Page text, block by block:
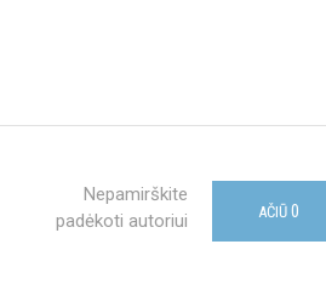
Nepamirškite
padėkoti autoriui
AČIŪ 0